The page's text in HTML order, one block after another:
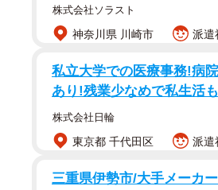
・でも、雪が落ち着いたら、ぜ
ツイートには3.6万いいねがつ
ー担当者に話を聞きました。
株式会社ソラスト
神奈川県 川崎市 派遣
私立大学での医療事務!病
あり!残業少なめで私生活
株式会社日輪
東京都 千代田区 派遣
三重県伊勢市/大手メーカ